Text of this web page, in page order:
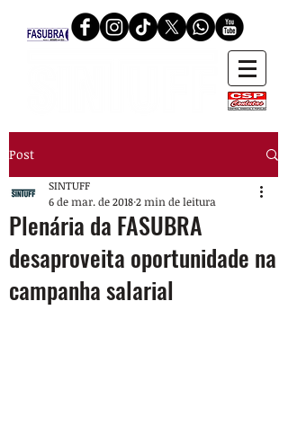
Post
Plenária da FASUBRA
desaproveita oportunidade na
campanha salarial
SINTUFF
6 de mar. de 20182 min de leitura